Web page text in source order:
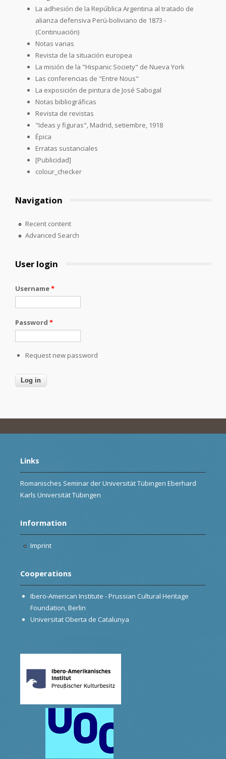
La adhesión de la República Argentina al tratado de
alianza defensiva Perú-boliviano de 1873 -
(Continuación)
Notas varias
Revista de la situación europea
La misión de la "Hispanic Society" de Nueva York
Las conferencias de "Entre Nous"
La exposición de pintura de José Sabogal
Notas bibliográficas
Revista de revistas
"Ideas y figuras", Madrid, setiembre, 1918
Épica
Erratas sustanciales
[Publicidad]
colour_checker
Navigation
Recent content
Advanced Search
User login
Username*
Password *
Request new password
Links
Romanisches Seminar der Universität Tübingen Eberhard
Karls Universität Tübingen
Information
Imprint
Cooperations
Ibero-American Institute - Prussian Cultural Heritage
Foundation, Berlin
Universitat Oberta de Catalunya